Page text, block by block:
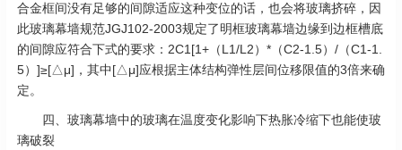
合金框间没有足够的间隙适应这种变位的话，也会将玻璃挤碎，因
此玻璃幕墙规范JGJ102-2003规定了明框玻璃幕墙边缘到边框槽底
的间隙应符合下式的要求：2C1[1+（L1/L2）*（C2-1.5）/（C1-1.
5）]≥[△μ]，其中[△μ]应根据主体结构弹性层间位移限值的3倍来确
定。
四、玻璃幕墙中的玻璃在温度变化影响下热胀冷缩下也能使玻
璃破裂